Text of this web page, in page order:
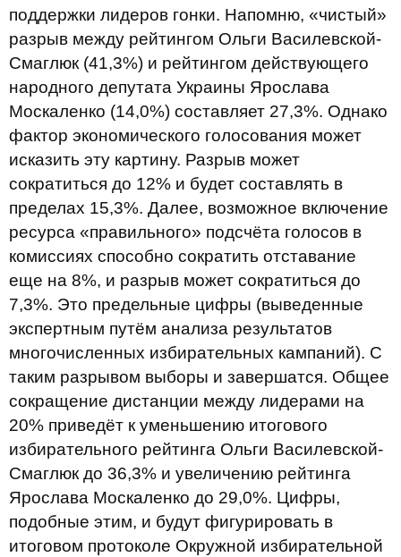
поддержки лидеров гонки. Напомню, «чистый»
разрыв между рейтингом Ольги Василевской-
Смаглюк (41,3%) и рейтингом действующего
народного депутата Украины Ярослава
Москаленко (14,0%) составляет 27,3%. Однако
фактор экономического голосования может
исказить эту картину. Разрыв может
сократиться до 12% и будет составлять в
пределах 15,3%. Далее, возможное включение
ресурса «правильного» подсчёта голосов в
комиссиях способно сократить отставание
еще на 8%, и разрыв может сократиться до
7,3%. Это предельные цифры (выведенные
экспертным путём анализа результатов
многочисленных избирательных кампаний). С
таким разрывом выборы и завершатся. Общее
сокращение дистанции между лидерами на
20% приведёт к уменьшению итогового
избирательного рейтинга Ольги Василевской-
Смаглюк до 36,3% и увеличению рейтинга
Ярослава Москаленко до 29,0%. Цифры,
подобные этим, и будут фигурировать в
итоговом протоколе Окружной избирательной